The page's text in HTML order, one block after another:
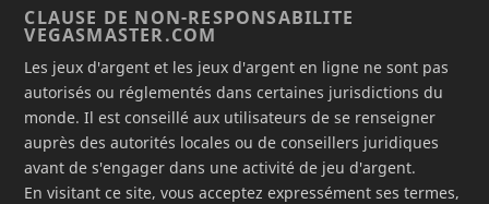
CLAUSE DE NON-RESPONSABILITE
VEGASMASTER.COM
Les jeux d'argent et les jeux d'argent en ligne ne sont pas
autorisés ou réglementés dans certaines jurisdictions du
monde. Il est conseillé aux utilisateurs de se renseigner
auprès des autorités locales ou de conseillers juridiques
avant de s'engager dans une activité de jeu d'argent.
En visitant ce site, vous acceptez expressément ses termes,